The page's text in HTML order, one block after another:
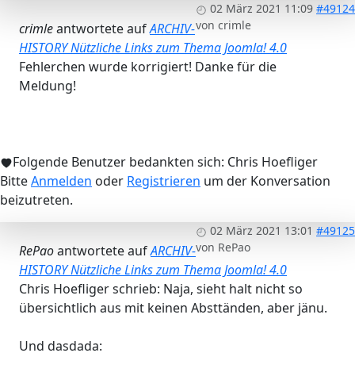
02 März 2021 11:09 #49124
von crimle
crimleantwortete aufARCHIV-
HISTORY Nützliche Links zum Thema Joomla! 4.0
Fehlerchen wurde korrigiert! Danke für die
Meldung!
Folgende Benutzer bedankten sich: Chris Hoefliger
BitteAnmelden oder Registrieren um der Konversation
beizutreten.
02 März 2021 13:01 #49125
von RePao
RePaoantwortete aufARCHIV-
HISTORY Nützliche Links zum Thema Joomla! 4.0
Chris Hoefliger schrieb: Naja, sieht halt nicht so
übersichtlich aus mit keinen Absttänden, aber jänu.
Und dasdada: